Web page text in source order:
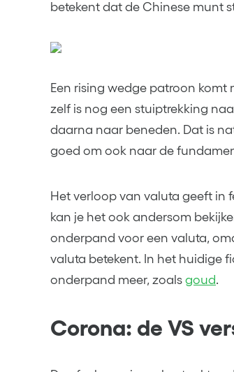
betekent dat de Chinese munt
Een rising wedge patroon komt
zelf is nog een stuiptrekking
daarna naar beneden. Dat is
goed om ook naar de
Het verloop van valuta geeft in
kan je het ook andersom
onderpand voor een valuta,
valuta betekent. In het huidige
onderpand meer, zoals goud.
Corona: de VS